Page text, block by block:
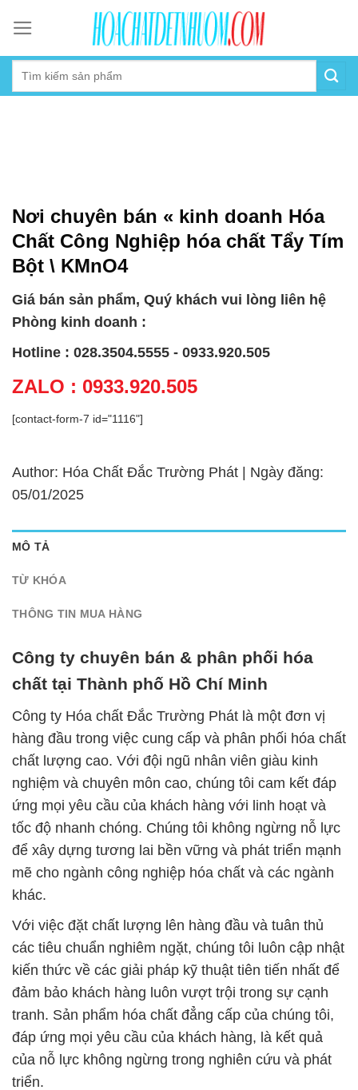
content
Nơi chuyên bán « kinh doanh Hóa
Chất Công Nghiệp hóa chất Tẩy Tím
Bột \ KMnO4
Giá bán sản phẩm, Quý khách vui lòng liên hệ
Phòng kinh doanh :
Hotline : 028.3504.5555 - 0933.920.505
ZALO : 0933.920.505
[contact-form-7 id="1116"]
Author: Hóa Chất Đắc Trường Phát | Ngày đăng:
05/01/2025
MÔ TẢ
TỪ KHÓA
THÔNG TIN MUA HÀNG
Công ty chuyên bán & phân phối hóa
chất tại Thành phố Hồ Chí Minh
Công ty Hóa chất Đắc Trường Phát là một đơn vị
hàng đầu trong việc cung cấp và phân phối hóa chất
chất lượng cao. Với đội ngũ nhân viên giàu kinh
nghiệm và chuyên môn cao, chúng tôi cam kết đáp
ứng mọi yêu cầu của khách hàng với linh hoạt và
tốc độ nhanh chóng. Chúng tôi không ngừng nỗ lực
để xây dựng tương lai bền vững và phát triển mạnh
mẽ cho ngành công nghiệp hóa chất và các ngành
khác.
Với việc đặt chất lượng lên hàng đầu và tuân thủ
các tiêu chuẩn nghiêm ngặt, chúng tôi luôn cập nhật
kiến thức về các giải pháp kỹ thuật tiên tiến nhất để
đảm bảo khách hàng luôn vượt trội trong sự cạnh
tranh. Sản phẩm hóa chất đẳng cấp của chúng tôi,
đáp ứng mọi yêu cầu của khách hàng, là kết quả
của nỗ lực không ngừng trong nghiên cứu và phát
triển.